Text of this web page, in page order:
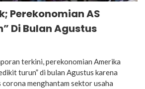
Perekonomian AS
Di Bulan Agustus
terkini, perekonomian Amerika
turun” di bulan Agustus karena
menghantam sektor usaha